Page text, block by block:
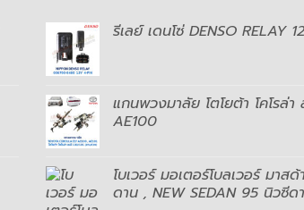
รีเลย์ เดนโซ่ DENSO
แกนพวงมาลัย โตโยต้า โคโรล่
AE100
โบเวอร์ มอเตอร์โบลเวอร์ มา
ดาน , NEW SEDAN 95 นิวซีด